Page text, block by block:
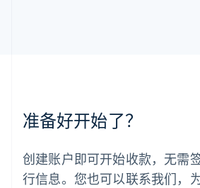
准备好开始了？
创建账户即可开始收款，无需
行信息。您也可以联系我们，
墨西哥
EspañolEnglish
English
葡萄牙
PortuguêsEnglish